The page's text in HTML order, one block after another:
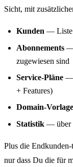
Sicht, mit
Kunden — Liste
Abonnements —
zugewiesen sind
Service-Pläne —
+ Features)
Domain-
Statistik — über
Plus die
nur dass Du die für